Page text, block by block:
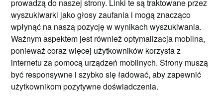
prowadzą do naszej strony. Linki te są traktowane przez
wyszukiwarki jako głosy zaufania i mogą znacząco
wpłynąć na naszą pozycję w wynikach wyszukiwania.
Ważnym aspektem jest również optymalizacja mobilna,
ponieważ coraz więcej użytkowników korzysta z
internetu za pomocą urządzeń mobilnych. Strony muszą
być responsywne i szybko się ładować, aby zapewnić
użytkownikom pozytywne doświadczenia.